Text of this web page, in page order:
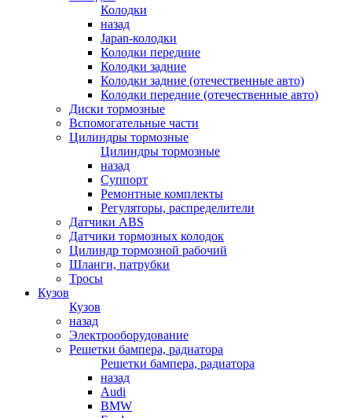
Колодки
назад
Japan-колодки
Колодки передние
Колодки задние
Колодки задние (отечественные авто)
Колодки передние (отечественные авто)
Диски тормозные
Вспомогательные части
Цилиндры тормозные
Цилиндры тормозные
назад
Суппорт
Ремонтные комплекты
Регуляторы, распределители
Датчики ABS
Датчики тормозных колодок
Цилиндр тормозной рабочий
Шланги, патрубки
Тросы
Кузов
Кузов
назад
Электрооборудование
Решетки бампера, радиатора
Решетки бампера, радиатора
назад
Audi
BMW